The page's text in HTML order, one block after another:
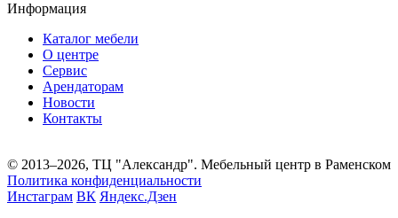
Информация
Каталог мебели
О центре
Сервис
Арендаторам
Новости
Контакты
© 2013–2026, ТЦ "Александр". Мебельный центр в Раменском
Политика конфиденциальности
Инстаграм ВК Яндекс.Дзен